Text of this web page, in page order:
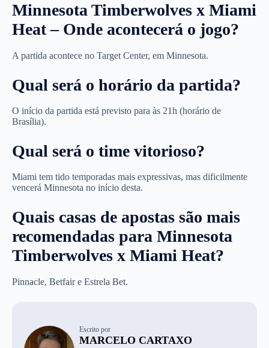
Minnesota Timberwolves x Miami
Heat – Onde acontecerá o jogo?
A partida acontece no Target Center, em Minnesota.
Qual será o horário da partida?
O início da partida está previsto para às 21h (horário de
Brasília).
Qual será o time vitorioso?
Miami tem tido temporadas mais expressivas, mas dificilmente
vencerá Minnesota no início desta.
Quais casas de apostas são mais
recomendadas para Minnesota
Timberwolves x Miami Heat?
Pinnacle, Betfair e Estrela Bet.
Escrito por
MARCELO CARTAXO